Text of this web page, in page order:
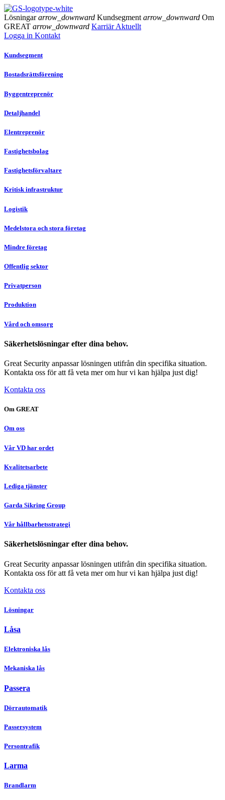
Lösningararrow_downward Kundsegment arrow_downward Om
GREAT arrow_downward KarriärAktuellt
Logga in Kontakt
Kundsegment
Bostadsrättsförening
Byggentreprenör
Detaljhandel
Elentreprenör
Fastighetsbolag
Fastighetsförvaltare
Kritisk infrastruktur
Logistik
Medelstora och stora företag
Mindre företag
Offentlig sektor
Privatperson
Produktion
Vård och omsorg
Säkerhetslösningar efter dina behov.
Great Security anpassar lösningen utifrån din specifika situation.
Kontakta oss för att få veta mer om hur vi kan hjälpa just dig!
Kontakta oss
Om GREAT
Om oss
Vår VD har ordet
Kvalitetsarbete
Lediga tjänster
Garda Sikring Group
Vår hållbarhetsstrategi
Säkerhetslösningar efter dina behov.
Great Security anpassar lösningen utifrån din specifika situation.
Kontakta oss för att få veta mer om hur vi kan hjälpa just dig!
Kontakta oss
Lösningar
Låsa
Elektroniska lås
Mekaniska lås
Passera
Dörrautomatik
Passersystem
Persontrafik
Larma
Brandlarm